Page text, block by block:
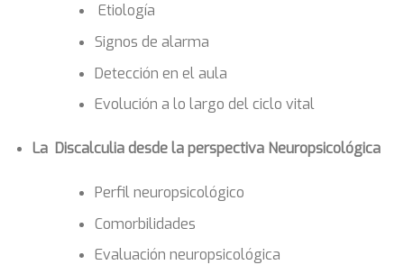
Etiología
Signos de alarma
Detección en el aula
Evolución a lo largo del ciclo vital
La Discalculia desde la perspectiva Neuropsicológica
Perfil neuropsicológico
Comorbilidades
Evaluación neuropsicológica